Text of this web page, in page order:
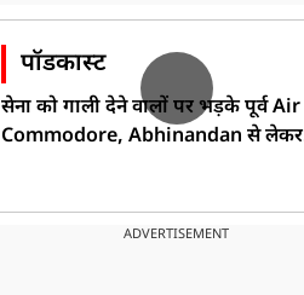
पॉडकास्ट
सेना को गाली देने वालों पर भड़के पूर्व Air
Commodore, Abhinandan से लेकर
ADVERTISEMENT